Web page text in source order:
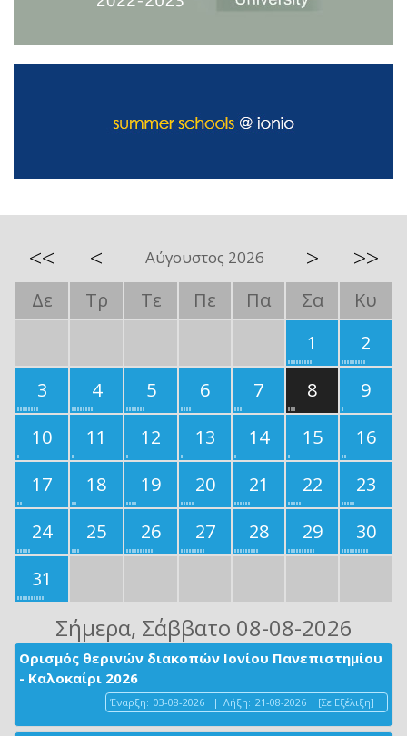
<< < Αύγουστος 2026 > >>
Δε Τρ Τε Πε Πα Σα
Κυ
1
2
3
4 5 6 7 8
9
10
11 12 13 14 15
16
17
18 19 20 21 22
23
24
25 26 27 28 29
30
31
Σήμερα, Σάββατο 08-08-2026
Ορισμός θερινών διακοπών Ιονίου Πανεπιστημίου
- Καλοκαίρι 2026
Έναρξη: 03-08-2026 | Λήξη: 21-08-2026 [Σε Εξέλιξη]